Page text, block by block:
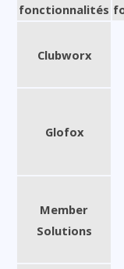
fonctionnalités
Clubworx
Glofox
Member
Solutions